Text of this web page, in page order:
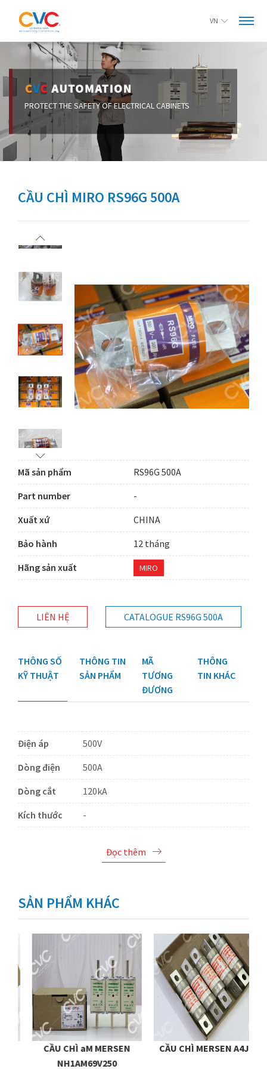
VN
PROTECT THE SAFETY OF ELECTRICAL CABINETS
CẦU CHÌ MIRO RS96G 500A
Mã sản phẩm
RS96G 500A
Part number
-
Xuất xứ
CHINA
Bảo hành
12 tháng
Hãng sản xuất
MIRO
LIÊN HỆ CATALOGUE RS96G 500A
THÔNG SỐ
KỸ THUẬT
THÔNG TIN
SẢN PHẨM
MÃ
TƯƠNG
ĐƯƠNG
THÔNG
TIN KHÁC
Điện áp
500V
Dòng điện
500A
Dòng cắt
120kA
Kích thước
-
Đọc thêm
SẢN PHẨM KHÁC
CẦU CHÌ aM MERSEN
NH1AM69V250
CẦU CHÌ MERSEN A4J70